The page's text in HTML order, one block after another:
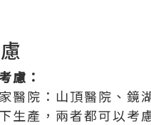
慮：
醫院：山頂醫院、鏡
生產，兩者都可以考